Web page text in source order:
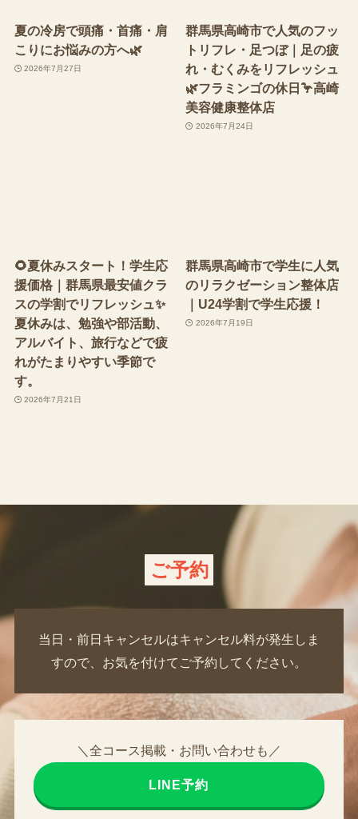
夏の冷房で頭痛・首痛・肩
こりにお悩みの方へ🌿
2026年7月27日
群馬県高崎市で人気のフッ
トリフレ・足つぼ｜足の疲
れ・むくみをリフレッシュ
🌿フラミンゴの休日🦩高崎
美容健康整体店
2026年7月24日
🌻夏休みスタート！学生応
援価格｜群馬県最安値クラ
スの学割でリフレッシュ✨
夏休みは、勉強や部活動、
アルバイト、旅行などで疲
れがたまりやすい季節で
す。
2026年7月21日
群馬県高崎市で学生に人気
のリラクゼーション整体店
｜U24学割で学生応援！
2026年7月19日
ご予約
当日・前日キャンセルはキャンセル料が発生しま
すので、お気を付けてご予約してください。
＼全コース掲載・お問い合わせも／
LINE予約